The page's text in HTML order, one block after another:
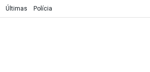
Últimas Polícia